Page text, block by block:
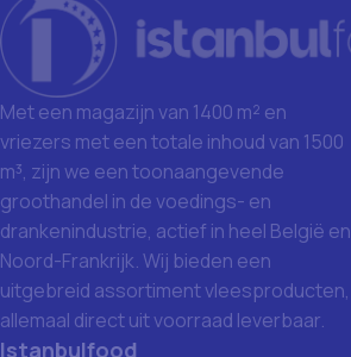
Met een magazijn van 1400 m² en
vriezers met een totale inhoud van 1500
m³, zijn we een toonaangevende
groothandel in de voedings- en
drankenindustrie, actief in heel België en
Noord-Frankrijk. Wij bieden een
uitgebreid assortiment vleesproducten,
allemaal direct uit voorraad leverbaar.
Istanbulfood